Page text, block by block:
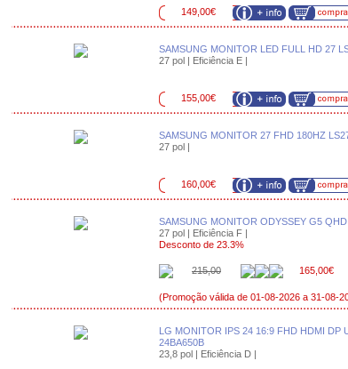
149,00€
SAMSUNG MONITOR LED FULL HD 27
27 pol | Eficiência E |
155,00€
SAMSUNG MONITOR 27 FHD 180HZ
27 pol |
160,00€
SAMSUNG MONITOR ODYSSEY G5
27 pol | Eficiência F |
Desconto de 23.3%
215,00 165,00€
(Promoção válida de 01-08-2026 a 31-08-
LG MONITOR IPS 24 16:9 FHD HDMI DP
24BA650B
23,8 pol | Eficiência D |